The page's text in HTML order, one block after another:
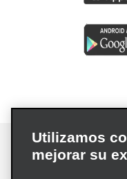
Utilizamos
mejorar su